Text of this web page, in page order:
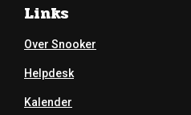
Links
Over Snooker
Helpdesk
Kalender